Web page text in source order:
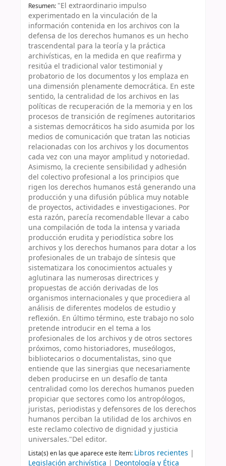
Resumen: "El extraordinario impulso
experimentado en la vinculación de la
información contenida en los archivos con la
defensa de los derechos humanos es un hecho
trascendental para la teoría y la práctica
archivísticas, en la medida en que reafirma y
resitúa el tradicional valor testimonial y
probatorio de los documentos y los emplaza en
una dimensión plenamente democrática. En este
sentido, la centralidad de los archivos en las
políticas de recuperación de la memoria y en los
procesos de transición de regímenes autoritarios
a sistemas democráticos ha sido asumida por los
medios de comunicación que tratan las noticias
relacionadas con los archivos y los documentos
cada vez con una mayor amplitud y notoriedad.
Asimismo, la creciente sensibilidad y adhesión
del colectivo profesional a los principios que
rigen los derechos humanos está generando una
producción y una difusión pública muy notable
de proyectos, actividades e investigaciones. Por
esta razón, parecía recomendable llevar a cabo
una compilación de toda la intensa y variada
producción erudita y periodística sobre los
archivos y los derechos humanos para dotar a los
profesionales de un trabajo de síntesis que
sistematizara los conocimientos actuales y
aglutinara las numerosas directrices y
propuestas de acción derivadas de los
organismos internacionales y que procediera al
análisis de diferentes modelos de estudio y
reflexión. En último término, este trabajo no solo
pretende introducir en el tema a los
profesionales de los archivos y de otros sectores
próximos, como historiadores, museólogos,
bibliotecarios o documentalistas, sino que
entiende que las sinergias que necesariamente
deben producirse en un desafío de tanta
centralidad como los derechos humanos pueden
propiciar que sectores como los antropólogos,
juristas, periodistas y defensores de los derechos
humanos perciban la utilidad de los archivos en
este reclamo colectivo de dignidad y justicia
universales."Del editor.
Lista(s) en las que aparece este ítem: Libros recientes |
Legislación archivística | Deontología y Ética